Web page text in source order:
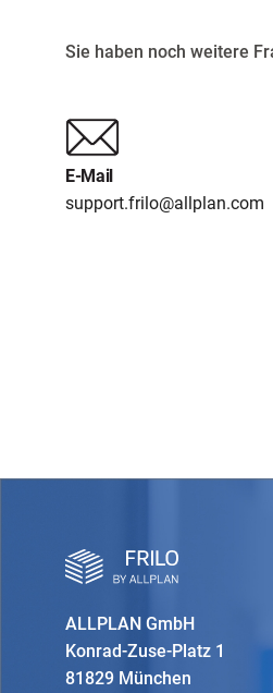
Sie haben noch weitere
E-Mail
support.frilo@allplan.com
ALLPLAN GmbH
Konrad-Zuse-Platz 1
81829 München